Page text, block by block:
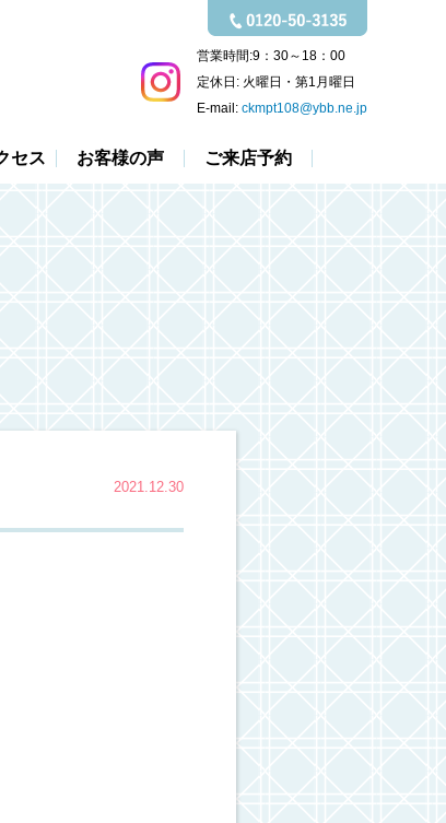
営業時間:9：30～18：00
定休日: 火曜日・第1月曜日
E-mail: ckmpt108@ybb.ne.jp
セス お客様の声 ご来店予約
2021.12.30